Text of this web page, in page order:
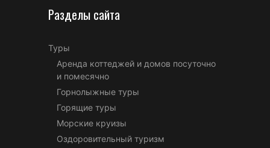
Разделы сайта
Туры
Аренда коттеджей и домов посуточно
и помесячно
Горнолыжные туры
Горящие туры
Морские круизы
Оздоровительный туризм